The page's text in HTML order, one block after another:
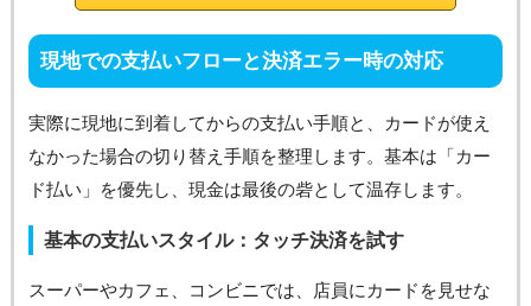
現地での支払いフローと決済エラー時の対応
実際に現地に到着してからの支払い手順と、カードが使え
なかった場合の切り替え手順を整理します。基本は「カー
ド払い」を優先し、現金は最後の砦として温存します。
基本の支払いスタイル：タッチ決済を試す
スーパーやカフェ、コンビニでは、店員にカードを見せな